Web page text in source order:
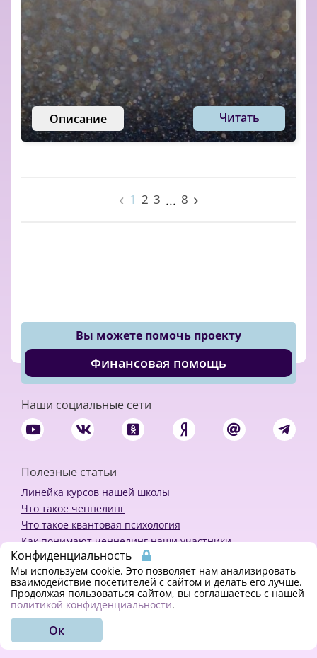
Описание Читать
‹ 1 2 3 ... 8 ›
Вы можете помочь проекту
Финансовая помощь
Наши социальные сети
Полезные статьи
Линейка курсов нашей школы
Что такое ченнелинг
Что такое квантовая психология
Как понимают ченнелинг наши участники
Политика конфиденциальности
Закажи ченнелинг
© 2018 - 2023 Kvreal2018 | All rights reserved.
Конфиденциальность
Мы используем cookie. Это позволяет нам анализировать
взаимодействие посетителей с сайтом и делать его лучше.
Продолжая пользоваться сайтом, вы соглашаетесь с нашей
политикой конфиденциальности.
Ок